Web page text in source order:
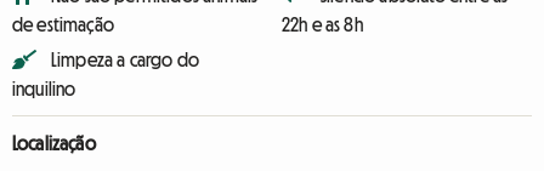
de estimação
Limpeza a cargo do
inquilino
22h e as 8h
Localização